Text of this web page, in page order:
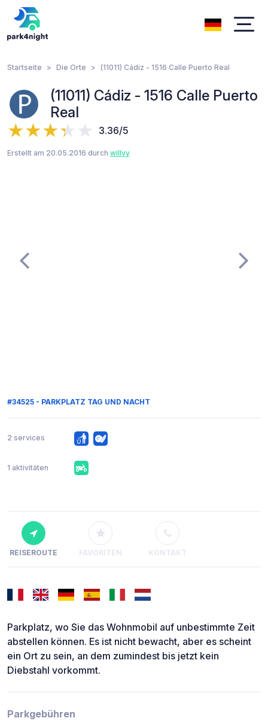
Startseite Die Orte (11011) Cádiz - 1516 Calle Puerto Real
(11011) Cádiz - 1516 Calle Puerto
Real
3.36/5
Erstellt am 20.05.2016 durch willvy
#34525 - PARKPLATZ TAG UND NACHT
2 services
1 aktivitäten
REISEROUTE FAVORITEN KONTAKT
Parkplatz, wo Sie das Wohnmobil auf unbestimmte Zeit
abstellen können. Es ist nicht bewacht, aber es scheint
ein Ort zu sein, an dem zumindest bis jetzt kein
Diebstahl vorkommt.
Parkgebühren